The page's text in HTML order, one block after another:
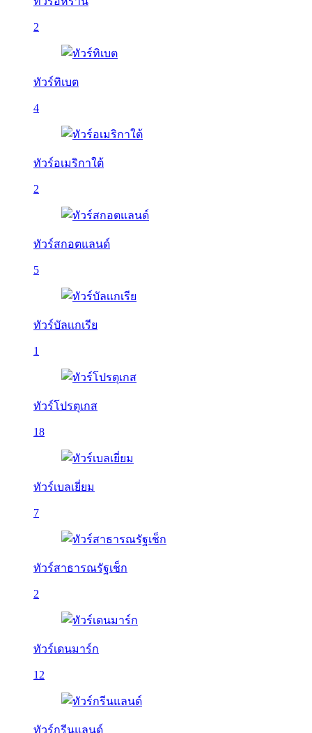
2
ทัวร์ทิเบต
4
ทัวร์อเมริกาใต้
2
ทัวร์สกอตแลนด์
5
ทัวร์บัลเเกเรีย
1
ทัวร์โปรตุเกส
18
ทัวร์เบลเยี่ยม
7
ทัวร์สาธารณรัฐเช็ก
2
ทัวร์เดนมาร์ก
12
ทัวร์กรีนแลนด์